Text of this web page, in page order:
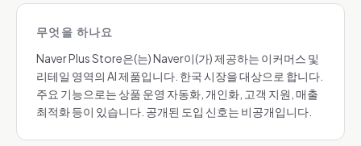
무엇을 하나요
Naver Plus Store은(는) Naver이(가) 제공하는 이커머스 및
리테일 영역의 AI 제품입니다. 한국 시장을 대상으로 합니다.
주요 기능으로는 상품 운영 자동화, 개인화, 고객 지원, 매출
최적화 등이 있습니다. 공개된 도입 신호는 비공개입니다.